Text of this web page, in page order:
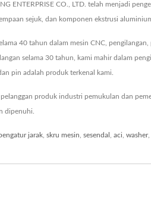
ENTERPRISE CO., LTD. telah menjadi
sejuk, dan komponen ekstrusi
40 tahun dalam mesin CNC,
selama 30 tahun, kami mahir dalam
pin adalah produk terkenal kami.
produk industri pemukulan dan
dipenuhi.
jarak skru mesin sesendal aci washer,